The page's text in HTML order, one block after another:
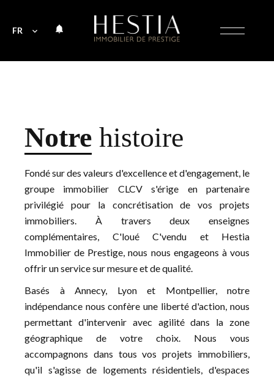
FR
Notre histoire
Fondé sur des valeurs d'excellence et d'engagement, le
groupe immobilier CLCV s'érige en partenaire
privilégié pour la concrétisation de vos projets
immobiliers. À travers deux enseignes
complémentaires, C'loué C'vendu et Hestia
Immobilier de Prestige, nous nous engageons à vous
offrir un service sur mesure et de qualité.
Basés à Annecy, Lyon et Montpellier, notre
indépendance nous confère une liberté d'action, nous
permettant d'intervenir avec agilité dans la zone
géographique de votre choix. Nous vous
accompagnons dans tous vos projets immobiliers,
qu'il s'agisse de logements résidentiels, d'espaces